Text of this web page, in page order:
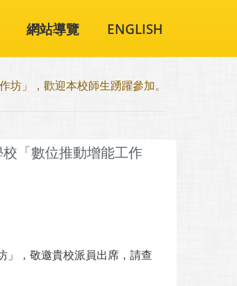
網站導覽 ENGLISH
」，歡迎本校師生踴躍參加。
「數位推動增能工作
」，敬邀貴校派員出席，請查